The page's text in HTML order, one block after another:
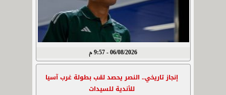
06/08/2026 - 9:57 م
إنجاز تاريخي.. النصر يحصد لقب بطولة غرب آسيا
للأندية للسيدات